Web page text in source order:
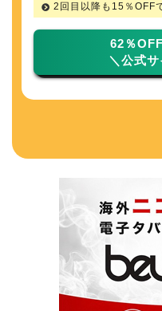
2回目以降も 15％ OFF
62％
＼公式